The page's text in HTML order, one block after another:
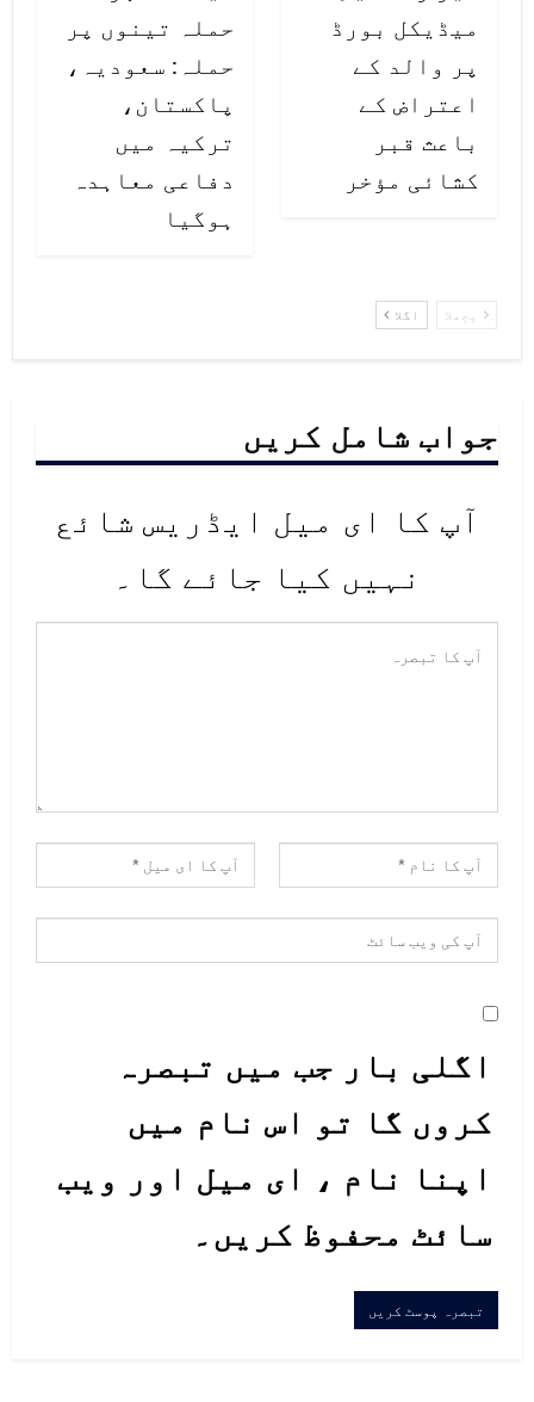
میڈیکل بورڈ
پر والد کے
اعتراض کے
باعث قبر
کشائی مؤخر
حملہ تینوں پر
حملہ: سعودیہ،
پاکستان،
ترکیہ میں
دفاعی معاہدہ
ہوگیا
پچھلا اگلا
جواب شامل کریں
آپ کا ای میل ایڈریس شائع
نہیں کیا جائے گا۔
اگلی بار جب میں تبصرہ
کروں گا تو اس نام میں
اپنا نام ، ای میل اور ویب
سائٹ محفوظ کریں۔